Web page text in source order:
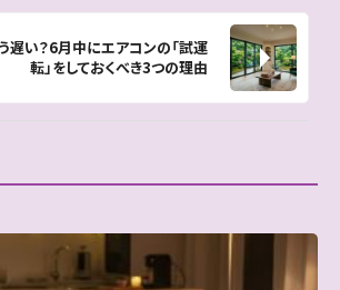
遅い？6月中にエアコンの「試運
転」をしておくべき3つの理由